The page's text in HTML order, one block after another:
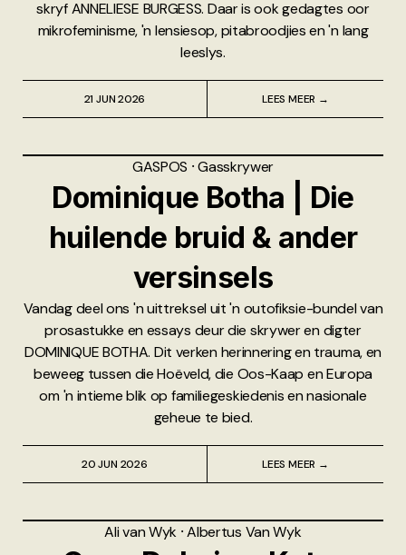
skryf ANNELIESE BURGESS. Daar is ook gedagtes oor
mikrofeminisme, 'n lensiesop, pitabroodjies en 'n lang
leeslys.
21 JUN 2026 LEES MEER →
GASPOS ⸱Gasskrywer
Dominique Botha | Die
huilende bruid & ander
versinsels
Vandag deel ons 'n uittreksel uit 'n outofiksie-bundel van
prosastukke en essays deur die skrywer en digter
DOMINIQUE BOTHA. Dit verken herinnering en trauma, en
beweeg tussen die Hoëveld, die Oos-Kaap en Europa
om 'n intieme blik op familiegeskiedenis en nasionale
geheue te bied.
20 JUN 2026 LEES MEER →
Ali van Wyk ⸱Albertus Van Wyk